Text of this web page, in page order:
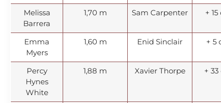
Melissa
Barrera
1,70 m Sam Carpenter +
Emma
Myers
1,60 m Enid Sinclair + 5
Percy
Hynes
White
1,88 m Xavier Thorpe +